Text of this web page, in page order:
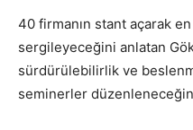
40 firmanın stant açarak
sergileyeceğini anlatan
sürdürülebilirlik ve
seminerler